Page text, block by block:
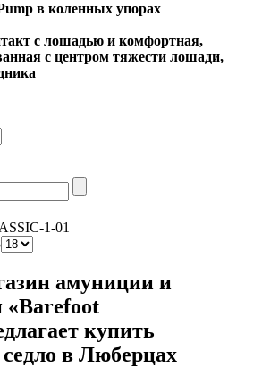
в коленных упорах
с лошадью и комфортная,
с центром тяжести лошади,
1-01
амуниции и
«Barefoot
купить
в Люберцах